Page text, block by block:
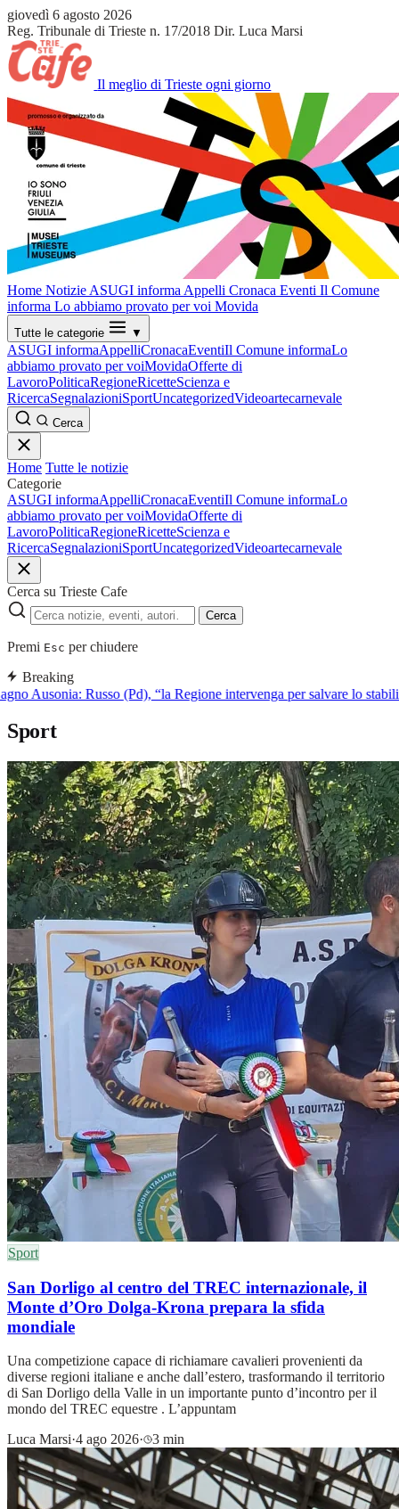
giovedì 6 agosto 2026
Reg. Tribunale di Trieste n. 17/2018 Dir. Luca Marsi
Il meglio di Trieste ogni giorno
Home Notizie ASUGI informa Appelli Cronaca Eventi Il Comune
informa Lo abbiamo provato per voi Movida
Tutte le categorie ▼
ASUGI informaAppelliCronacaEventiIl Comune informaLo
abbiamo provato per voiMovidaOfferte di
LavoroPoliticaRegioneRicetteScienza e
RicercaSegnalazioniSportUncategorizedVideoartecarnevale
Cerca
Home Tutte le notizie
Categorie
ASUGI informaAppelliCronacaEventiIl Comune informaLo
abbiamo provato per voiMovidaOfferte di
LavoroPoliticaRegioneRicetteScienza e
RicercaSegnalazioniSportUncategorizedVideoartecarnevale
Cerca su Trieste Cafe
Cerca
Premi Esc per chiudere
Breaking
Ausonia: Russo (Pd), “la Regione intervenga per salvare lo
Sport
Sport
San Dorligo al centro del TREC internazionale, il
Monte d’Oro Dolga-Krona prepara la sfida
mondiale
Una competizione capace di richiamare cavalieri provenienti da
diverse regioni italiane e anche dall’estero, trasformando il territorio
di San Dorligo della Valle in un importante punto d’incontro per il
mondo del TREC equestre . L’appuntam
Luca Marsi·4 ago 2026· 3 min